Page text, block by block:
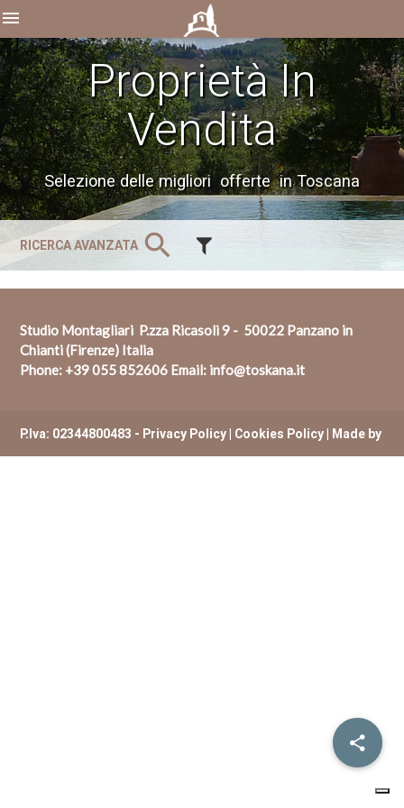
menu
RICERCA AVANZATA search
Proprietà In
Vendita
Selezione delle migliori offerte in Toscana
Studio Montagliari P.zza Ricasoli 9 - 50022 Panzano in
Chianti (Firenze) Italia
Phone: +39 055 852606 Email: info@toskana.it
P.Iva: 02344800483 - Privacy Policy| Cookies Policy| Made by